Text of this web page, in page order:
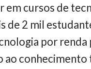
em cursos de
de 2 mil
por
ao